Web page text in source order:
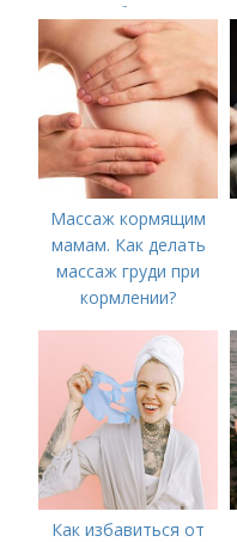
нагрубанием,
необходимо
предпринять
следующие действия:
Массаж кормящим
мамам. Как делать
массаж груди при
кормлении?
Как избавиться от